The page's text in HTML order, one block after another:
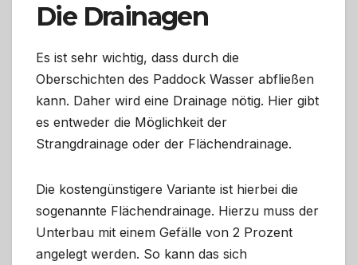
Die Drainagen
Es ist sehr wichtig, dass durch die
Oberschichten des Paddock Wasser abfließen
kann. Daher wird eine Drainage nötig. Hier gibt
es entweder die Möglichkeit der
Strangdrainage oder der Flächendrainage.
Die kostengünstigere Variante ist hierbei die
sogenannte Flächendrainage. Hierzu muss der
Unterbau mit einem Gefälle von 2 Prozent
angelegt werden. So kann das sich